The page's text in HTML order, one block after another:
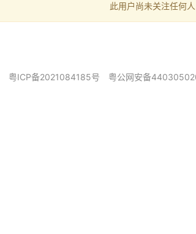
此用户尚未关注任何
粤ICP备2021084185号 粤公网安备